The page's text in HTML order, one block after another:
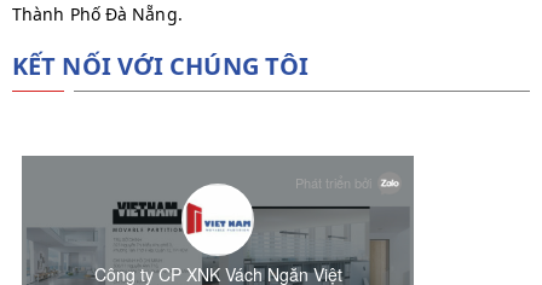
Thành Phố Đà Nẵng.
KẾT NỐI VỚI CHÚNG TÔI